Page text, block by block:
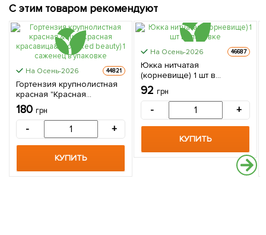
С этим товаром рекомендуют
На Осень-2026 44821
Гортензия крупнолистная
красная "Красная
красавица" (Red beauty) 1
саженец в упаковке
180 грн
- +
КУПИТЬ
На Осень-2026 46687
Юкка нитчатая
(корневище) 1 шт в
упаковке
92 грн
- +
КУПИТЬ